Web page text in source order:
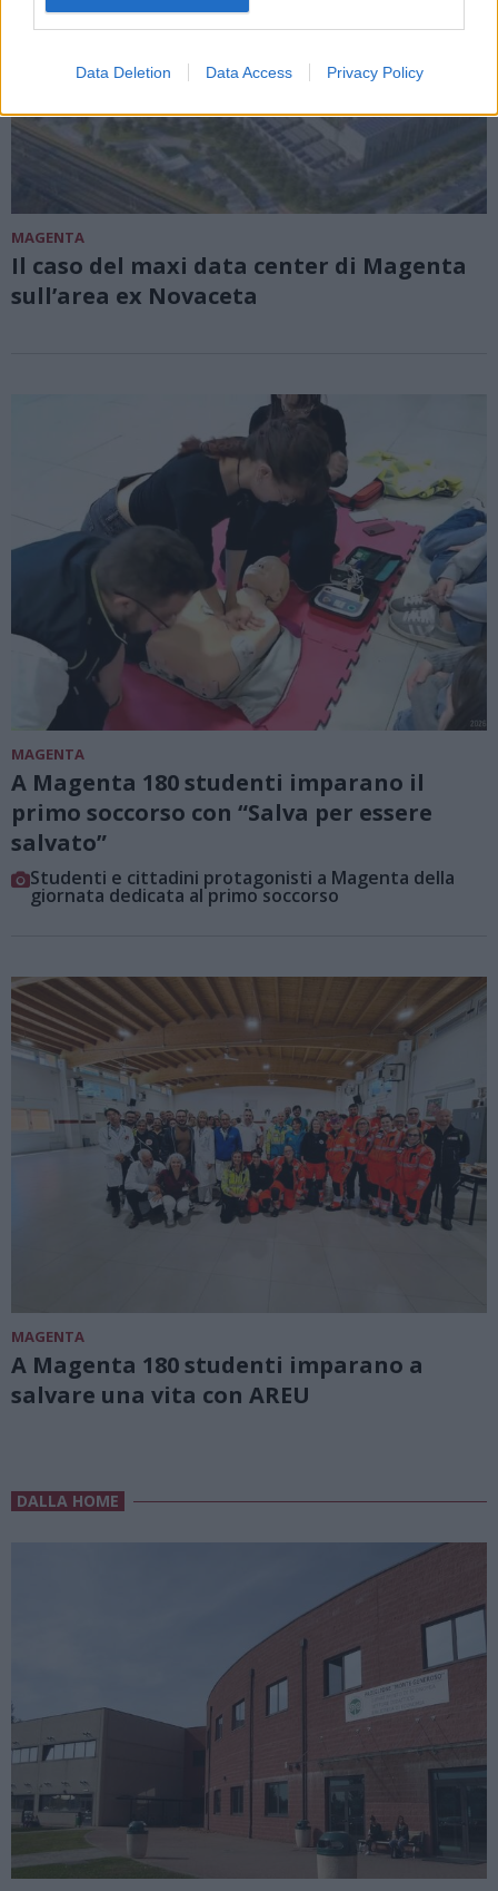
Data Deletion Data Access Privacy Policy
MAGENTA
Il caso del maxi data center di Magenta
sull’area ex Novaceta
MAGENTA
A Magenta 180 studenti imparano il
primo soccorso con “Salva per essere
salvato”
Studenti e cittadini protagonisti a Magenta della
giornata dedicata al primo soccorso
MAGENTA
A Magenta 180 studenti imparano a
salvare una vita con AREU
DALLA HOME